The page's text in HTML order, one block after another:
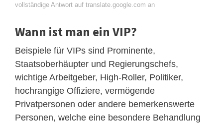
vollständige Antwort auf translate.google.com an
Wann ist man ein VIP?
Beispiele für VIPs sind Prominente,
Staatsoberhäupter und Regierungschefs,
wichtige Arbeitgeber, High-Roller, Politiker,
hochrangige Offiziere, vermögende
Privatpersonen oder andere bemerkenswerte
Personen, welche eine besondere Behandlung